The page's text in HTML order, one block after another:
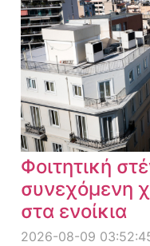
Φοιτητική
συνεχόμενη
στα ενοίκια
2026-08-09